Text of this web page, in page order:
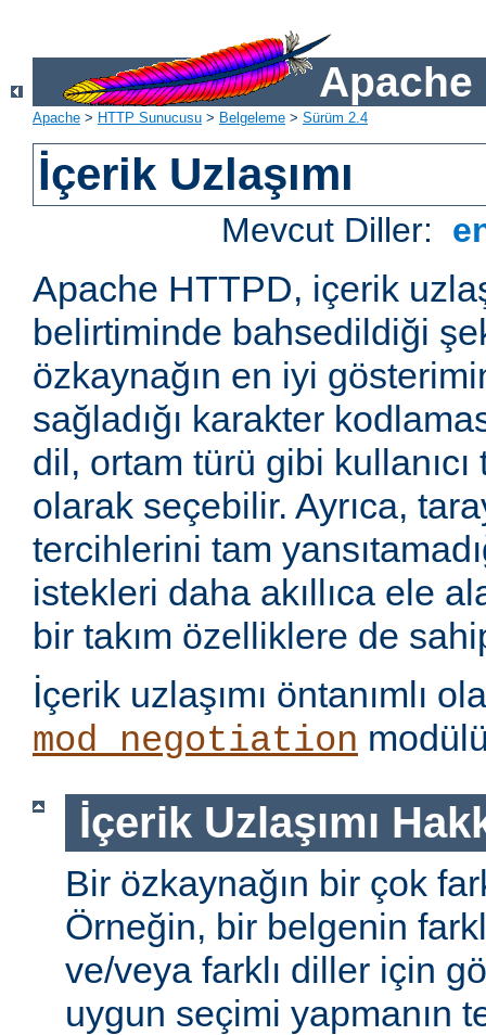
Apache
Apache > HTTP Sunucusu > Belgeleme > Sürüm 2.4
İçerik Uzlaşımı
Mevcut Diller:
Apache HTTPD, içerik
belirtiminde bahsedildiği
özkaynağın en iyi
sağladığı karakter
dil, ortam türü gibi
olarak seçebilir. Ayrıca,
tercihlerini tam
istekleri daha akıllıca ele
bir takım özelliklere de
İçerik uzlaşımı öntanımlı
mod_negotiation
İçerik Uzlaşımı
Bir özkaynağın bir çok
Örneğin, bir belgenin
ve/veya farklı diller için
uygun seçimi yapmanın